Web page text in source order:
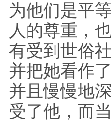
为他们是平
人的尊重，
有受到世俗
并把她看作
并且慢慢地
受了他，而